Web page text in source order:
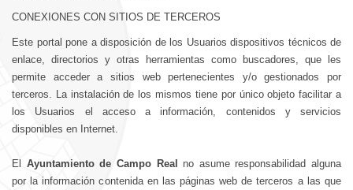
CONEXIONES CON SITIOS DE TERCEROS
Este portal pone a disposición de los Usuarios dispositivos técnicos de
enlace, directorios y otras herramientas como buscadores, que les
permite acceder a sitios web pertenecientes y/o gestionados por
terceros. La instalación de los mismos tiene por único objeto facilitar a
los Usuarios el acceso a información, contenidos y servicios
disponibles en Internet.
El Ayuntamiento de Campo Real
no asume responsabilidad alguna
por la información contenida en las páginas web de terceros a las que